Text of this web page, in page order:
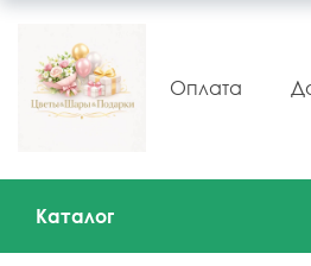
Оплата
Каталог